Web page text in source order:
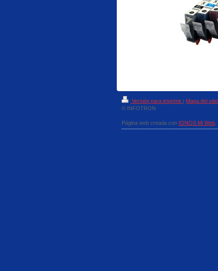
Versión para imprimir | Mapa del sitio
© INFOTRON
Página web creada con IONOS Mi Web